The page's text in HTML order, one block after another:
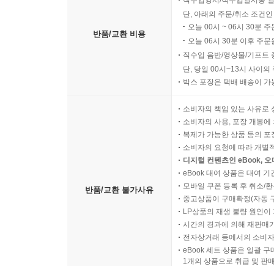
반품/교환 비용
단, 아래의 주문/취소 조건
오늘 00시 ~ 06시 30분
오늘 06시 30분 이후 주
직수입 음반/영상물/기프트
단, 당일 00시~13시 사이의
박스 포장은 택배 배송이
반품/교환 불가사유
소비자의 책임 있는 사유로
소비자의 사용, 포장 개봉
복제가 가능한 상품 등의
소비자의 요청에 따라 개별
디지털 컨텐츠인 eBook,
eBook 대여 상품은 대여 기
모바일 쿠폰 등록 후 취소/
중고상품이 구매확정(자동
LP상품의 재생 불량 원인
시간의 경과에 의해 재판매
전자상거래 등에서의 소비
eBook 세트 상품은 일괄 구
1개의 상품으로 취급 및 판